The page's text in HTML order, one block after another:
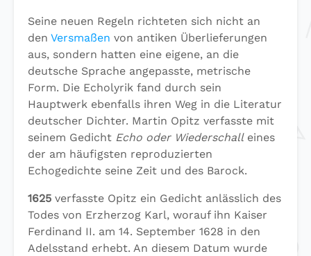
Seine neuen Regeln richteten sich nicht an
den Versmaßen von antiken Überlieferungen
aus, sondern hatten eine eigene, an die
deutsche Sprache angepasste, metrische
Form. Die Echolyrik fand durch sein
Hauptwerk ebenfalls ihren Weg in die Literatur
deutscher Dichter. Martin Opitz verfasste mit
seinem Gedicht Echo oder Wiederschalleines
der am häufigsten reproduzierten
Echogedichte seine Zeit und des Barock.
1625 verfasste Opitz ein Gedicht anlässlich des
Todes von Erzherzog Karl, worauf ihn Kaiser
Ferdinand II. am 14. September 1628 in den
Adelsstand erhebt. An diesem Datum wurde